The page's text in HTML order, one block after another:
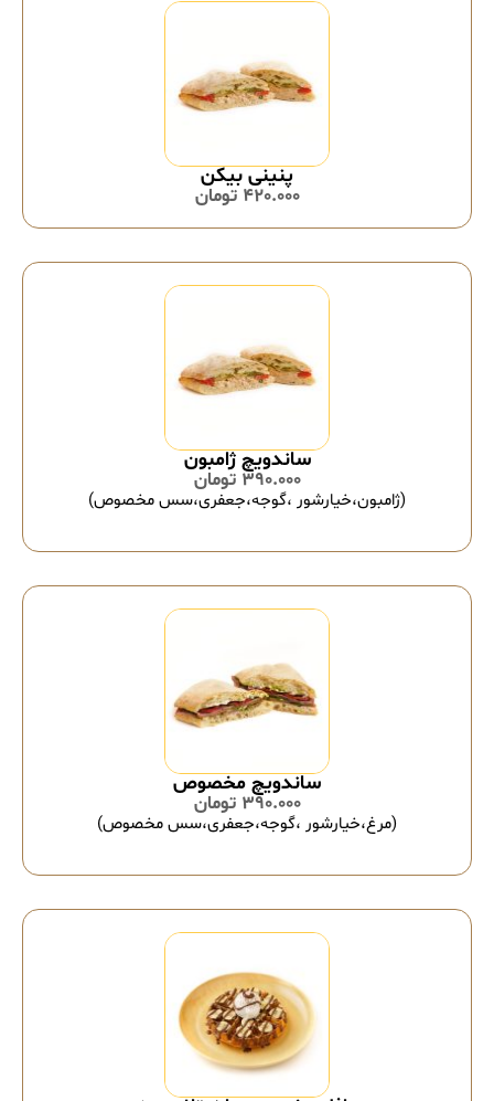
پنینی بیکن
420.000 تومان
ساندویچ ژامبون
390.000 تومان
(ژامبون،خیارشور ،گوجه،جعفری،سس مخصوص)
ساندویچ مخصوص
390.000 تومان
(مرغ،خیارشور ،گوجه،جعفری،سس مخصوص)